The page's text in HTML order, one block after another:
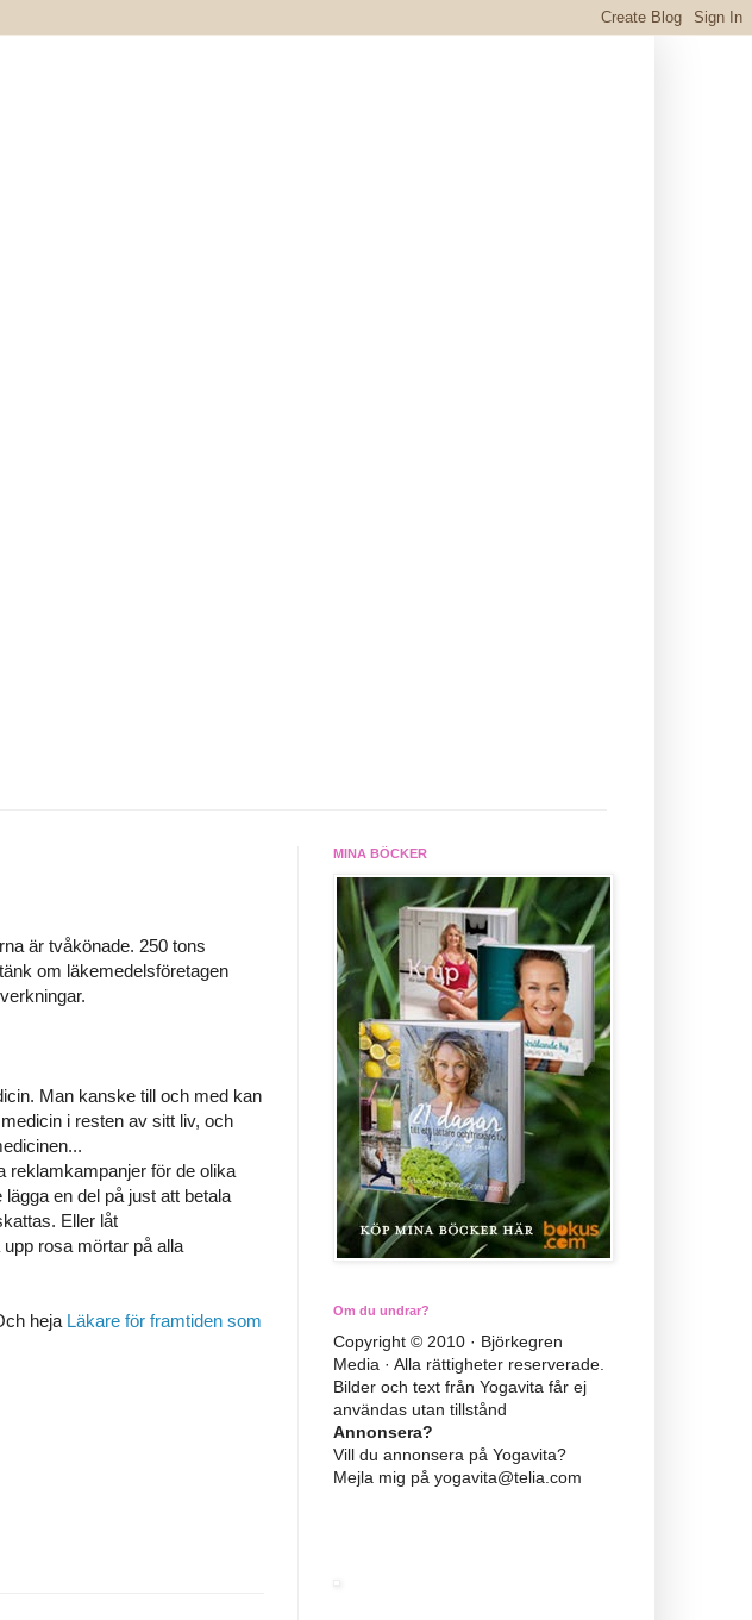
är tvåkönade. 250 tons
om läkemedelsföretagen
Man kanske till och med kan
i resten av sitt liv, och
reklamkampanjer för de olika
en del på just att betala
Eller låt
rosa mörtar på alla
heja Läkare för framtiden som
MINA BÖCKER
Om du undrar?
Copyright © 2010 · Björkegren
Media · Alla rättigheter reserverade.
Bilder och text från Yogavita får ej
användas utan tillstånd
Annonsera?
Vill du annonsera på Yogavita?
Mejla mig på yogavita@telia.com